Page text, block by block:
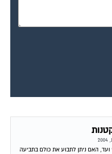
החייבים מיסי ועד, האם ניתן לתבוע את כולם בתביעה